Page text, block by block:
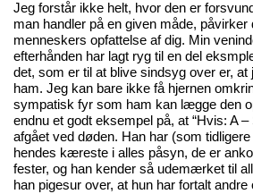
Jeg forstår ikke helt, hvor den er
man handler på en given måde, påvirker
menneskers opfattelse af dig. Min
efterhånden har lagt ryg til en del
det, som er til at blive sindsyg over er, at
ham. Jeg kan bare ikke få hjernen
sympatisk fyr som ham kan lægge den
endnu et godt eksempel på, at “Hvis: A –
afgået ved døden. Han har (som
hendes kæreste i alles påsyn, de er
fester, og han kender så udemærket til
han pigesur over, at hun har fortalt